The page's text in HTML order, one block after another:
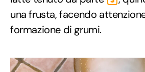
una frusta, facendo
formazione di grumi.